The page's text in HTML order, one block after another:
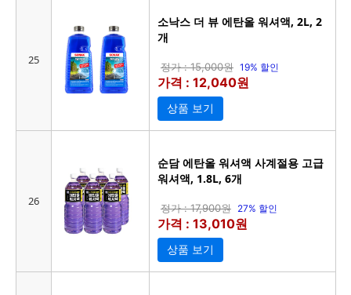
25
소낙스 더 뷰 에탄올 워셔액, 2L, 2
개
정가 : 15,000원 19% 할인
가격 : 12,040원
상품 보기
26
순담 에탄올 워셔액 사계절용 고급
워셔액, 1.8L, 6개
정가 : 17,900원 27% 할인
가격 : 13,010원
상품 보기